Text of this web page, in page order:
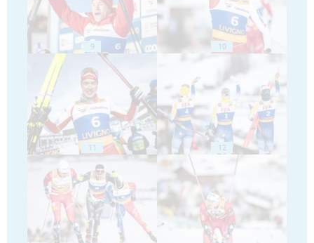
9 10
11 12